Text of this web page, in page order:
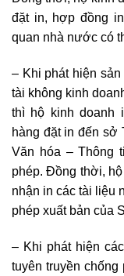
đặt in, hợp đồng
quan nhà nước có
– Khi phát hiện
tài không kinh
thì hộ kinh doanh
hàng đặt in đến sở
Văn hóa – Thông
phép. Đồng thời,
nhận in các tài liệu
phép xuất bản của
– Khi phát hiện
tuyên truyền